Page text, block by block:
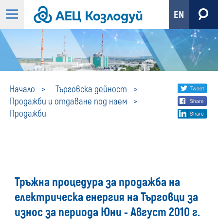
EN
Начало
Търговска дейност
Продажби и отдаване под наем
Продажби
ПродажбиShare
social
Тръжна процедура за продажба на
електрическа енергия на Търговци за
износ за периода Юни - Август 2010 г.